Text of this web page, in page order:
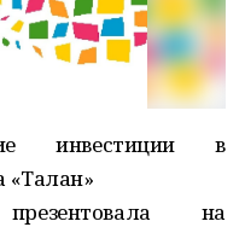
инвестиции в
«Талан»
на